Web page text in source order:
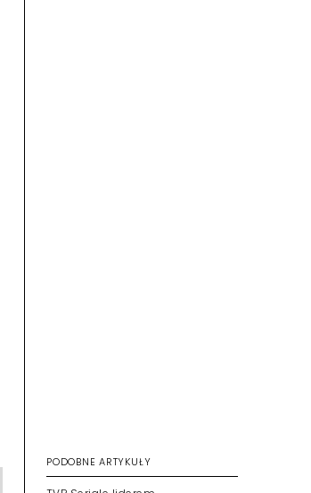
PODOBNE ARTYKUŁY